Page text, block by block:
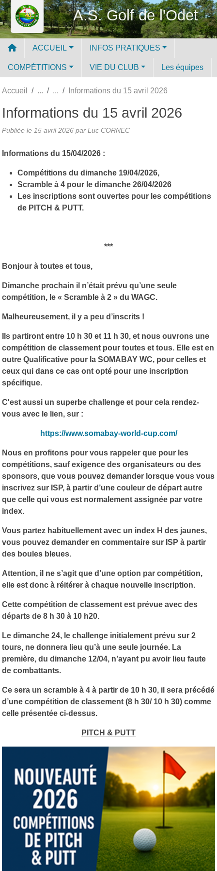
A.S. Golf de l'Odet
ACCUEIL INFOS PRATIQUES
COMPÉTITIONS VIE DU CLUB Les équipes
Accueil Informations du 15 avril 2026
Informations du 15 avril 2026
Publiée le 15 avril 2026 par Luc CORNEC
Informations du 15/04/2026 :
Compétitions du dimanche 19/04/2026,
Scramble à 4 pour le dimanche 26/04/2026
Les inscriptions sont ouvertes pour les compétitions
de PITCH & PUTT.
***
Bonjour à toutes et tous,
Dimanche prochain il n’était prévu qu’une seule
compétition, le « Scramble à 2 » du WAGC.
Malheureusement, il y a peu d’inscrits !
Ils partiront entre 10 h 30 et 11 h 30, et nous ouvrons une
compétition de classement pour toutes et tous. Elle est en
outre Qualificative pour la SOMABAY WC, pour celles et
ceux qui dans ce cas ont opté pour une inscription
spécifique.
C'est aussi un superbe challenge et pour cela rendez-
vous avec le lien, sur :
https://www.somabay-world-cup.com/
Nous en profitons pour vous rappeler que pour les
compétitions, sauf exigence des organisateurs ou des
sponsors, que vous pouvez demander lorsque vous vous
inscrivez sur ISP, à partir d’une couleur de départ autre
que celle qui vous est normalement assignée par votre
index.
Vous partez habituellement avec un index H des jaunes,
vous pouvez demander en commentaire sur ISP à partir
des boules bleues.
Attention, il ne s’agit que d’une option par compétition,
elle est donc à réitérer à chaque nouvelle inscription.
Cette compétition de classement est prévue avec des
départs de 8 h 30 à 10 h20.
Le dimanche 24, le challenge initialement prévu sur 2
tours, ne donnera lieu qu’à une seule journée. La
première, du dimanche 12/04, n’ayant pu avoir lieu faute
de combattants.
Ce sera un scramble à 4 à partir de 10 h 30, il sera précédé
d’une compétition de classement (8 h 30/ 10 h 30) comme
celle présentée ci-dessus.
PITCH & PUTT
Panneau de gestion des cookies